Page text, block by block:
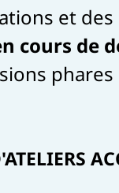
et
cours de
phares